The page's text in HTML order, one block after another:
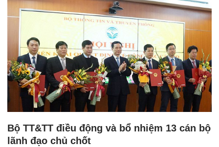
Bộ TT&TT điều động và bổ nhiệm 13 cán bộ
lãnh đạo chủ chốt